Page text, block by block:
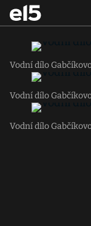
Vodní dílo
Vodní dílo
Vodní dílo